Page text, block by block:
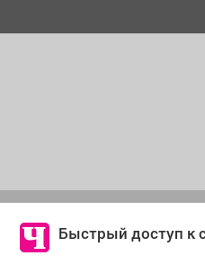
Быстрый доступ к
согласие на обработку
обеспечивают корректную